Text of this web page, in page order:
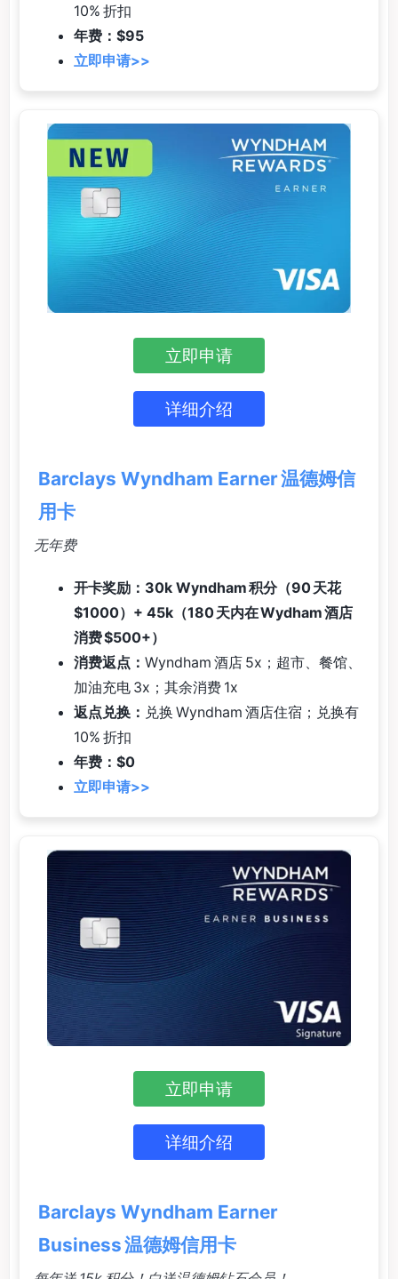
10% 折扣
年费：$95
立即申请>>
立即申请
详细介绍
Barclays Wyndham Earner 温德姆信
用卡
无年费
开卡奖励：30k Wyndham 积分（90 天花
$1000）+ 45k（180 天内在 Wydham 酒店
消费 $500+）
消费返点： Wyndham 酒店 5x；超市、餐馆、
加油充电 3x；其余消费 1x
返点兑换： 兑换 Wyndham 酒店住宿；兑换有
10% 折扣
年费：$0
立即申请>>
立即申请
详细介绍
Barclays Wyndham Earner
Business 温德姆信用卡